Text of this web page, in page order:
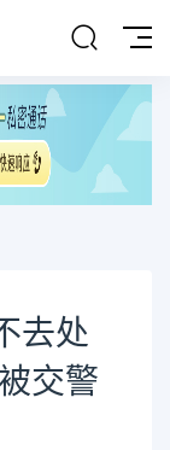
去处
交警